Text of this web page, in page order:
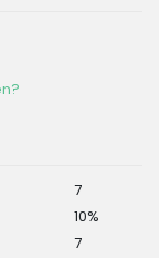
7
10%
7